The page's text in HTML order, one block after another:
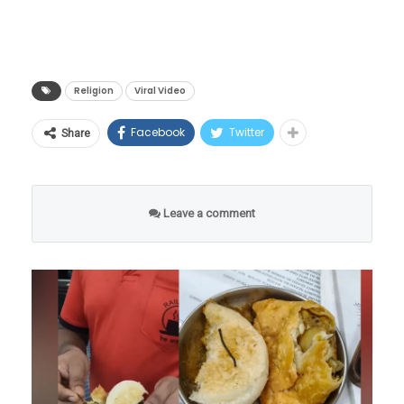
(मोबुतु सेसे सेको) या हुकूमशहाने लष्करी बंडाद्वारे सत्ता
हस्तगत केली आणि देशाला एका अंधाऱ्या खाईत लोटले.
१९७१ मध्ये त्याने देशाचे नाव बदलून ‘झैरे’ (Zaire) केले.
या हुकूमशाहीच्या काळात कॉंगोच्या जनतेने प्रचंड छळ
June 17, 2026
प्रार्थना करताना ती महिला म्हणते आहे की, “येशू तू तुषा
चमत्कार दाखव आणि ही रिकामी जमीन आम्हाला देऊन
निर्मिती करू शकू.” ख्रिश्चन धर्मात काही विशिष्ट विधींमध्ये
पवित्र तेलाचा (Anointing Oil) वापर करून जागा
किंवा व्यक्तीला आशीर्वादित करण्याची परंपरा आहे.
परंतु, थेट सरकारी जमिनीवर मालकी हक्क
मिळवण्यासाठी सार्वजनिक ठिकाणी अशा प्रकारे
हिंदू धर्मातील सर्वात कठीण आणि मरणप्राय मानल्या
जाणाऱ्या ‘हठयोगा’चा हा एक भाग आहे, ज्याला
आध्यात्मिक भाषेत ‘खडेश्वरी साधना’ किंवा ‘उर्ध्वमुखी
तपस्या’ म्हटले जाते. या साधनेचा स्वीकार करणाऱ्या
साधूंना ‘खडेश्वरी बाबा’ (Standing Baba) म्हणून
ओळखले जाते.
Religion Viral Video
Share Facebook Twitter
Leave a comment